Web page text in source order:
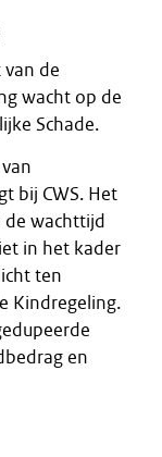
de
wacht op de
Schade.
bij CWS. Het
de wachttijd
in het kader
ten
Kindregeling.
en